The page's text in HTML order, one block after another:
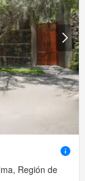
Región de